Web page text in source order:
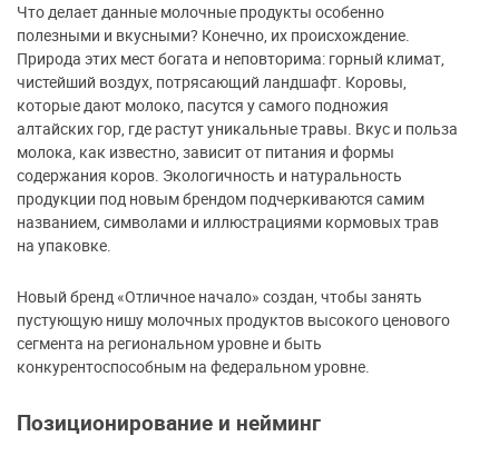
Что делает данные молочные продукты особенно
полезными и вкусными? Конечно, их происхождение.
Природа этих мест богата и неповторима: горный климат,
чистейший воздух, потрясающий ландшафт. Коровы,
которые дают молоко, пасутся у самого подножия
алтайских гор, где растут уникальные травы. Вкус и польза
молока, как известно, зависит от питания и формы
содержания коров. Экологичность и натуральность
продукции под новым брендом подчеркиваются самим
названием, символами и иллюстрациями кормовых трав
на упаковке.
Новый бренд «Отличное начало» создан, чтобы занять
пустующую нишу молочных продуктов высокого ценового
сегмента на региональном уровне и быть
конкурентоспособным на федеральном уровне.
Позиционирование и нейминг